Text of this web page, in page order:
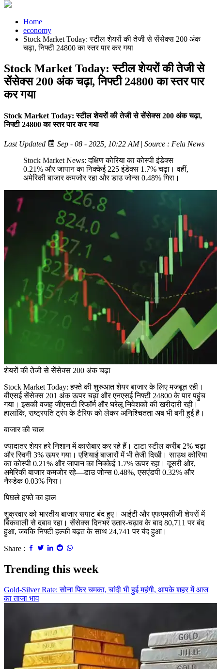
Home
economy
Stock Market Today: स्टील शेयरों की तेजी से सेंसेक्स 200 अंक
चढ़ा, निफ्टी 24800 का स्तर पार कर गया
Stock Market Today: स्टील शेयरों की तेजी से
सेंसेक्स 200 अंक चढ़ा, निफ्टी 24800 का स्तर पार
कर गया
Stock Market Today: स्टील शेयरों की तेजी से सेंसेक्स 200 अंक चढ़ा,
निफ्टी 24800 का स्तर पार कर गया
Last Updated Sep - 08 - 2025, 10:22 AM| Source : Fela News
Stock Market News: दक्षिण कोरिया का कोस्पी इंडेक्स
0.21% और जापान का निक्केई 225 इंडेक्स 1.7% चढ़ा। वहीं,
अमेरिकी बाजार कमजोर रहा और डाउ जोन्स 0.48% गिरा।
शेयरों की तेजी से सेंसेक्स 200 अंक चढ़ा
Stock Market Today: हफ्ते की शुरुआत शेयर बाजार के लिए मजबूत रही।
बीएसई सेंसेक्स 201 अंक ऊपर चढ़ा और एनएसई निफ्टी 24800 के पार पहुंच
गया। इसकी वजह जीएसटी रिफॉर्म और घरेलू निवेशकों की खरीदारी रही।
हालांकि, राष्ट्रपति ट्रंप के टैरिफ को लेकर अनिश्चितता अब भी बनी हुई है।
बाजार की चाल
ज्यादातर शेयर हरे निशान में कारोबार कर रहे हैं। टाटा स्टील करीब 2% चढ़ा
और स्विगी 3% ऊपर गया। एशियाई बाजारों में भी तेजी दिखी। साउथ कोरिया
का कोस्पी 0.21% और जापान का निक्केई 1.7% ऊपर रहा। दूसरी ओर,
अमेरिकी बाजार कमजोर रहे—डाउ जोन्स 0.48%, एसएंडपी 0.32% और
नैस्डेक 0.03% गिरा।
पिछले हफ्ते का हाल
शुक्रवार को भारतीय बाजार सपाट बंद हुए। आईटी और एफएमसीजी शेयरों में
बिकवाली से दबाव रहा। सेंसेक्स दिनभर उतार-चढ़ाव के बाद 80,711 पर बंद
हुआ, जबकि निफ्टी हल्की बढ़त के साथ 24,741 पर बंद हुआ।
Share :
Trending this week
Gold-Silver Rate: सोना फिर चमका, चांदी भी हुई महंगी, आपके शहर में आज
का ताजा भाव